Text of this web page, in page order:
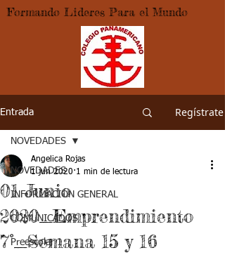
Formando Lideres Para el Mundo
Entrada Regístrate
NOVEDADES
INFORMACIÓN GENERAL
COMUNICADOS
Preescolar 1
NOVEDADES
01 Junio
2020_Emprendimiento
7°_Semana 15 y 16
Angelica Rojas
1 jun 2020 1 min de lectura